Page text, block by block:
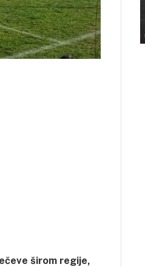
širom regije,